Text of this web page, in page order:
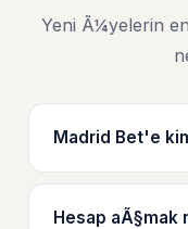
Yeni Ã¼yelerin
Madrid Bet'e
Hesap aÃ§mak